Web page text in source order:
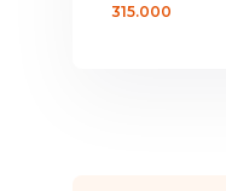
315.000